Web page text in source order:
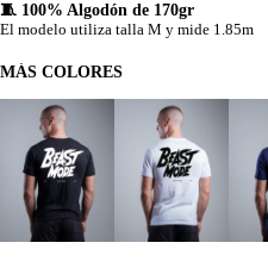
🧵 100% Algodón de 170gr
El modelo utiliza talla M y mide 1.85m
MÁS COLORES